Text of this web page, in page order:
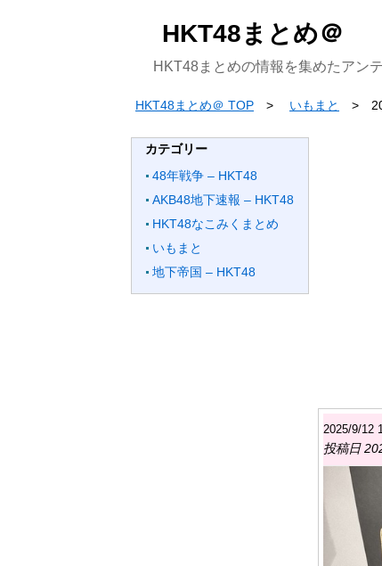
HKT48まとめ＠
HKT48まとめの情報を集めたアン
HKT48まとめ＠ TOP いもまと
カテゴリー
48年戦争 – HKT48
AKB48地下速報 – HKT48
HKT48なこみくまとめ
いもまと
地下帝国 – HKT48
2025/9/12
投稿日